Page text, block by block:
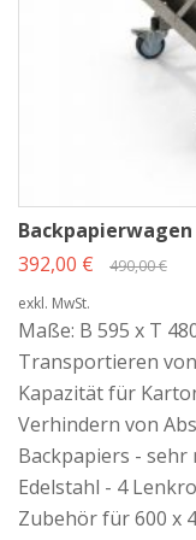
Backstuben mit
Produktions- und
Betrieben mit
Teil der
Als Bestandteil der
Backpapierwagen eine
und effizienten Lagerung
Arbeitsbereich und
Backpapierwagen
392,00 €
490,00 €
exkl. MwSt.
Maße: B 595 x T
Transportieren
Kapazität für
Verhindern von
Backpapiers -
Edelstahl - 4
Zubehör für 600 x